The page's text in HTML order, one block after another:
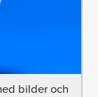
bilder och